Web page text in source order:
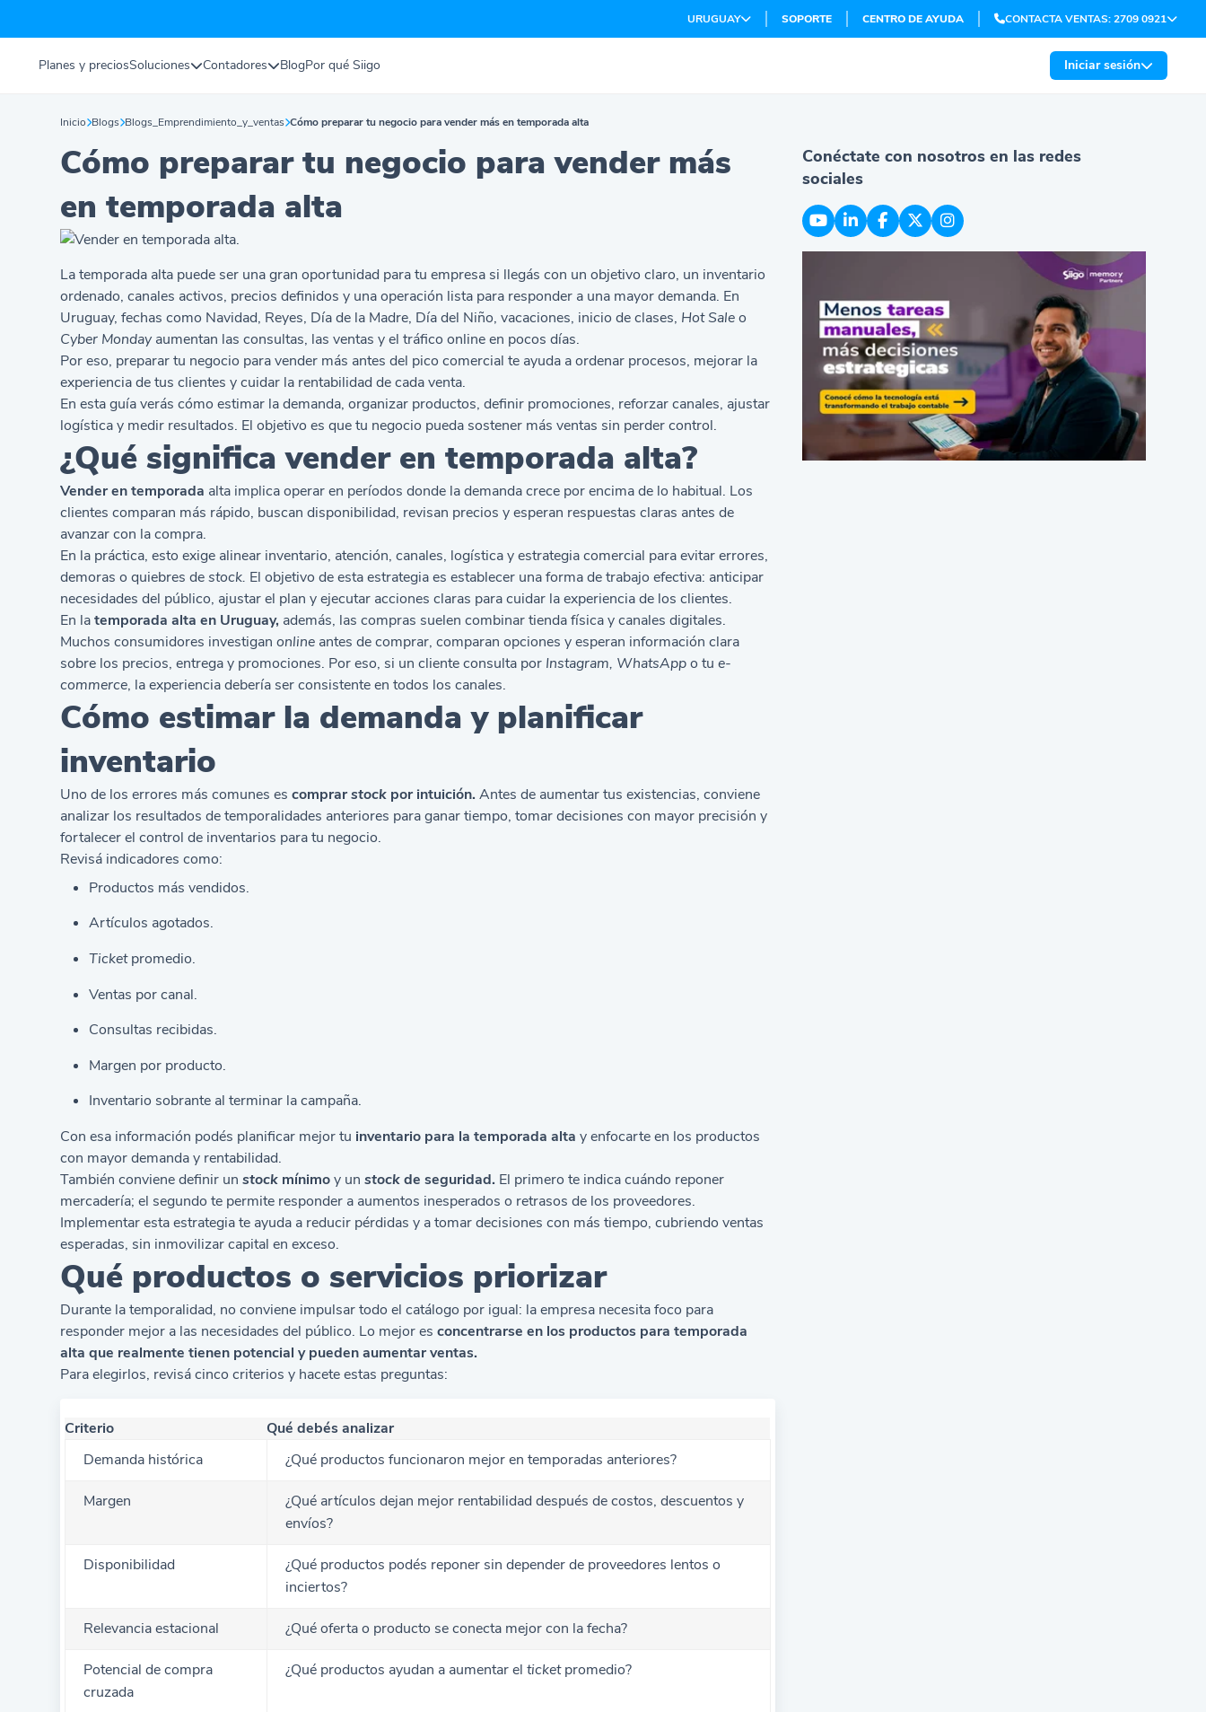
URUGUAY SOPORTE CENTRO DE AYUDA CONTACTA VENTAS: 2709 0921
Planes y preciosSoluciones Contadores BlogPor qué Siigo Iniciar sesión
Inicio Blogs Blogs_Emprendimiento_y_ventas Cómo preparar tu negocio para vender más en temporada alta
Cómo preparar tu negocio para vender más
en temporada alta
La temporada alta puede ser una gran oportunidad para tu empresa si llegás con un objetivo claro, un inventario
ordenado, canales activos, precios definidos y una operación lista para responder a una mayor demanda. En
Uruguay, fechas como Navidad, Reyes, Día de la Madre, Día del Niño, vacaciones, inicio de clases, Hot Saleo
Cyber Mondayaumentan las consultas, las ventas y el tráfico online en pocos días.
Por eso, preparar tu negocio para vender más antes del pico comercial te ayuda a ordenar procesos, mejorar la
experiencia de tus clientes y cuidar la rentabilidad de cada venta.
En esta guía verás cómo estimar la demanda, organizar productos, definir promociones, reforzar canales, ajustar
logística y medir resultados. El objetivo es que tu negocio pueda sostener más ventas sin perder control.
¿Qué significa vender en temporada alta?
Vender en temporada alta implica operar en períodos donde la demanda crece por encima de lo habitual. Los
clientes comparan más rápido, buscan disponibilidad, revisan precios y esperan respuestas claras antes de
avanzar con la compra.
En la práctica, esto exige alinear inventario, atención, canales, logística y estrategia comercial para evitar errores,
demoras o quiebres destock. El objetivo de esta estrategia es establecer una forma de trabajo efectiva: anticipar
necesidades del público, ajustar el plan y ejecutar acciones claras para cuidar la experiencia de los clientes.
En latemporada alta en Uruguay, además, las compras suelen combinar tienda física y canales digitales.
Muchos consumidores investiganonline antes de comprar, comparan opciones y esperan información clara
sobre los precios, entrega y promociones. Por eso, si un cliente consulta por Instagram, WhatsAppo tue-
commerce, la experiencia debería ser consistente en todos los canales.
Cómo estimar la demanda y planificar
inventario
Uno de los errores más comunes escomprarstock por intuición. Antes de aumentar tus existencias, conviene
analizar los resultados de temporalidades anteriores para ganar tiempo, tomar decisiones con mayor precisión y
fortalecer elcontrol de inventarios para tu negocio.
Revisá indicadores como:
Productos más vendidos.
Artículos agotados.
Ticketpromedio.
Ventas por canal.
Consultas recibidas.
Margen por producto.
Inventario sobrante al terminar la campaña.
Con esa información podés planificar mejor tu inventario para la temporada alta y enfocarte en los productos
con mayor demanda y rentabilidad.
También conviene definir unstock mínimoy unstockde seguridad. El primero te indica cuándo reponer
mercadería; el segundo te permite responder a aumentos inesperados o retrasos de los proveedores.
Implementar esta estrategia te ayuda a reducir pérdidas y a tomar decisiones con más tiempo, cubriendo ventas
esperadas, sin inmovilizar capital en exceso.
Qué productos o servicios priorizar
Durante la temporalidad, no conviene impulsar todo el catálogo por igual: la empresa necesita foco para
responder mejor a las necesidades del público. Lo mejor esconcentrarse en los productos para temporada
alta que realmente tienen potencial y pueden aumentar ventas.
Para elegirlos, revisá cinco criterios y hacete estas preguntas:
Criterio
Qué debés analizar
Demanda histórica
¿Qué productos funcionaron mejor en temporadas anteriores?
Margen
¿Qué artículos dejan mejor rentabilidad después de costos, descuentos y
envíos?
Disponibilidad
¿Qué productos podés reponer sin depender de proveedores lentos o
inciertos?
Relevancia estacional ¿Qué oferta o producto se conecta mejor con la fecha?
Potencial de compra
cruzada
¿Qué productos ayudan a aumentar elticketpromedio?
Conéctate con nosotros en las redes
sociales